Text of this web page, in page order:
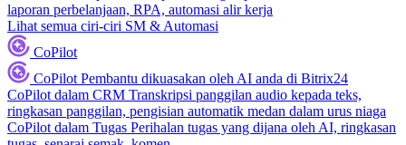
laporan perbelanjaan, RPA, automasi alir kerja
Lihat semua ciri-ciri SM & Automasi
CoPilot
CoPilot Pembantu dikuasakan oleh AI anda di Bitrix24
CoPilot dalam CRM Transkripsi panggilan audio kepada teks,
ringkasan panggilan, pengisian automatik medan dalam urus niaga
CoPilot dalam Tugas Perihalan tugas yang dijana oleh AI, ringkasan